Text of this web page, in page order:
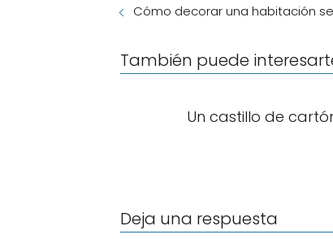
Cómo decorar una habitación
También puede
Un castillo de
Deja una respuesta